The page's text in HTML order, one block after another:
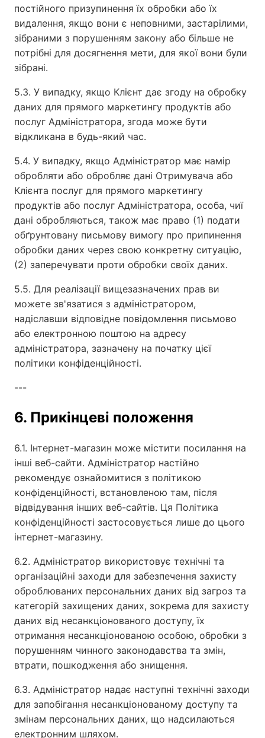
постійного призупинення їх обробки або їх
видалення, якщо вони є неповними, застарілими,
зібраними з порушенням закону або більше не
потрібні для досягнення мети, для якої вони були
зібрані.
5.3. У випадку, якщо Клієнт дає згоду на обробку
даних для прямого маркетингу продуктів або
послуг Адміністратора, згода може бути
відкликана в будь-який час.
5.4. У випадку, якщо Адміністратор має намір
обробляти або обробляє дані Отримувача або
Клієнта послуг для прямого маркетингу
продуктів або послуг Адміністратора, особа, чиї
дані обробляються, також має право (1) подати
обґрунтовану письмову вимогу про припинення
обробки даних через свою конкретну ситуацію,
(2) заперечувати проти обробки своїх даних.
5.5. Для реалізації вищезазначених прав ви
можете зв'язатися з адміністратором,
надіславши відповідне повідомлення письмово
або електронною поштою на адресу
адміністратора, зазначену на початку цієї
політики конфіденційності.
---
6. Прикінцеві положення
6.1. Інтернет-магазин може містити посилання на
інші веб-сайти. Адміністратор настійно
рекомендує ознайомитися з політикою
конфіденційності, встановленою там, після
відвідування інших веб-сайтів. Ця Політика
конфіденційності застосовується лише до цього
інтернет-магазину.
6.2. Адміністратор використовує технічні та
організаційні заходи для забезпечення захисту
оброблюваних персональних даних від загроз та
категорій захищених даних, зокрема для захисту
даних від несанкціонованого доступу, їх
отримання несанкціонованою особою, обробки з
порушенням чинного законодавства та змін,
втрати, пошкодження або знищення.
6.3. Адміністратор надає наступні технічні заходи
для запобігання несанкціонованому доступу та
змінам персональних даних, що надсилаються
електронним шляхом.